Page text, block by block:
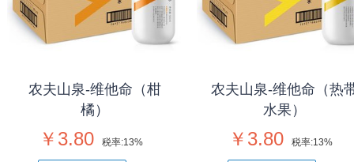
农夫山泉-维他命（柑
橘）
￥3.80 税率:13%
农夫山泉-维他命（热
水果）
￥3.80 税率:13%